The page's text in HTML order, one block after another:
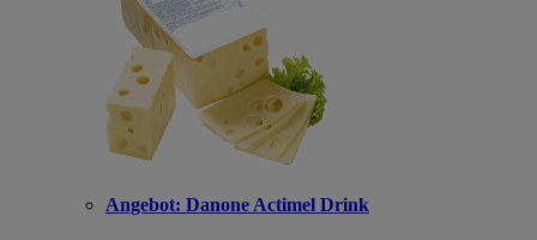
Angebot: Danone Actimel Drink